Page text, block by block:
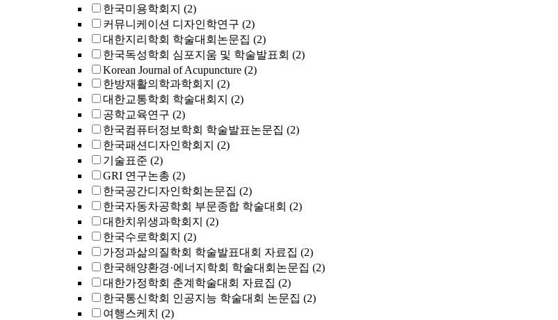
한국미용학회지 (2)
커뮤니케이션 디자인학연구 (2)
대한지리학회 학술대회논문집 (2)
한국독성학회 심포지움 및 학술발표회 (2)
Korean Journal of Acupuncture (2)
한방재활의학과학회지 (2)
대한교통학회 학술대회지 (2)
공학교육연구 (2)
한국컴퓨터정보학회 학술발표논문집 (2)
한국패션디자인학회지 (2)
기술표준 (2)
GRI 연구논총 (2)
한국공간디자인학회논문집 (2)
한국자동차공학회 부문종합 학술대회 (2)
대한치위생과학회지 (2)
한국수로학회지 (2)
가정과삶의질학회 학술발표대회 자료집 (2)
한국해양환경·에너지학회 학술대회논문집 (2)
대한가정학회 춘계학술대회 자료집 (2)
한국통신학회 인공지능 학술대회 논문집 (2)
여행스케치 (2)